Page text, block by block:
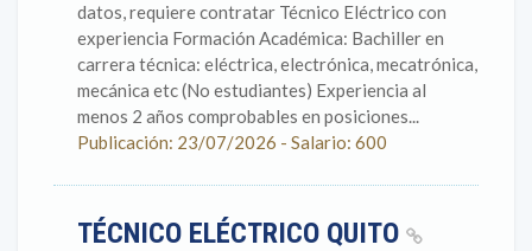
datos, requiere contratar Técnico Eléctrico con
experiencia Formación Académica: Bachiller en
carrera técnica: eléctrica, electrónica, mecatrónica,
mecánica etc (No estudiantes) Experiencia al
menos 2 años comprobables en posiciones...
Publicación: 23/07/2026 - Salario: 600
TÉCNICO ELÉCTRICO QUITO